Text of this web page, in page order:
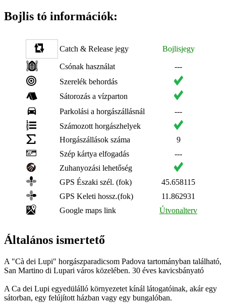
Bojlis tó információk:
Catch & Release jegy Bojlisjegy
Csónak használat
---
Szerelék behordás
Sátorozás a vízparton
Parkolási a horgászállásnál
---
Számozott horgászhelyek
Horgászállások száma
9
Szép kártya elfogadás
---
Zuhanyozási lehetőség
GPS Északi szél. (fok)
45.658115
GPS Keleti hossz.(fok)
11.862931
Google maps link
Útvonalterv
Általános ismertető
A "Cà dei Lupi" horgászparadicsom Padova tartományban található,
San Martino di Lupari város közelében. 30 éves kavicsbányató
A Ca dei Lupi egyedülálló környezetet kínál látogatóinak, akár egy
sátorban, egy felújított házban vagy egy bungalóban.